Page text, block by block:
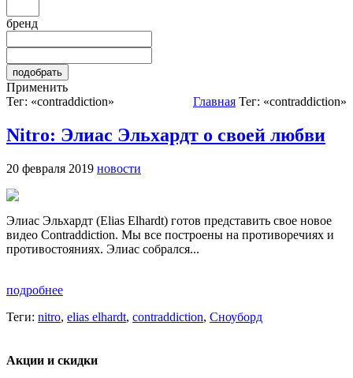
бренд
Применить
Тег: «contraddiction»
Главная Тег: «contraddiction»
Nitro: Элиас Эльхардт о своей любви
20 февраля 2019 новости
Элиас Эльхардт (Elias Elhardt) готов представить свое новое
видео Contraddiction. Мы все построены на противоречиях и
противостояниях. Элиас собрался...
подробнее
Теги: nitro, elias elhardt, contraddiction, Сноуборд
Акции и скидки